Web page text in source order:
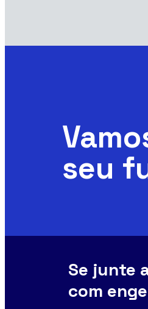
seu
Se junte
com